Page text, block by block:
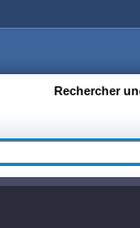
Rechercher